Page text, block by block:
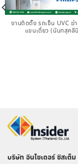
งานติดตั้ง รถเข็น UVC ฆ่
แขนเดี่ยว (นันทสุคลี
บริษัท อินไซเดอร์ ซิสเต็